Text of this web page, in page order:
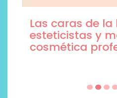
Las caras de la
esteticistas y
cosmética